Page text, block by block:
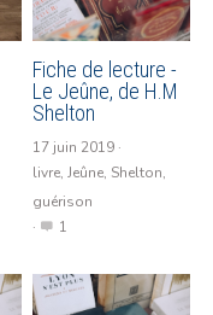
Fiche de lecture -
Le Jeûne, de H.M
Shelton
17 juin 2019·
livre, Jeûne, Shelton,
guérison
·
1